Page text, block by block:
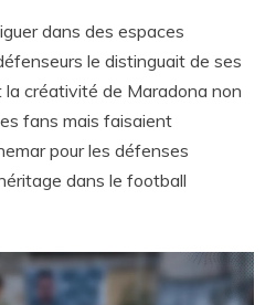
dans des espaces
le distinguait de ses
créativité de Maradona non
fans mais faisaient
pour les défenses
dans le football